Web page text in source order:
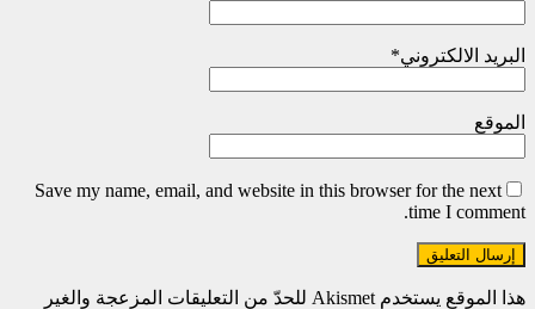
البريد الالكتروني*
الموقع
Save my name, email, and website in this browser for the next
time I comment.
هذا الموقع يستخدم Akismet للحدّ من التعليقات المزعجة والغير